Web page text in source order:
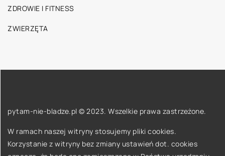
ZDROWIE I FITNESS
ZWIERZĘTA
pytam-nie-bladze.pl © 2023. Wszelkie prawa zastrzeżone.
W ramach naszej witryny stosujemy pliki cookies.
Korzystanie z witryny bez zmiany ustawień dot. cookies